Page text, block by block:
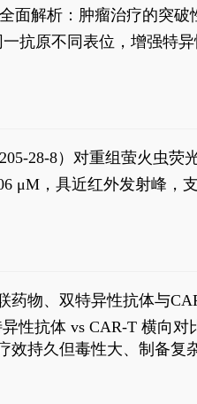
面解析：肿瘤治疗的突
抗原不同表位，增强特
28-8）对重组萤火虫
体动物模型中极低给药
μM，具近红外发射峰
药物、双特异性抗体与
性抗体 vs CAR-T 横向
持久但毒性大、制备复杂